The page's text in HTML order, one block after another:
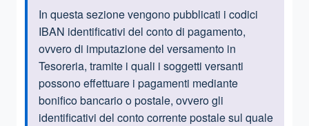
Informazioni introduttive
In questa sezione vengono pubblicati i codici
IBAN identificativi del conto di pagamento,
ovvero di imputazione del versamento in
Tesoreria, tramite i quali i soggetti versanti
possono effettuare i pagamenti mediante
bonifico bancario o postale, ovvero gli
identificativi del conto corrente postale sul quale